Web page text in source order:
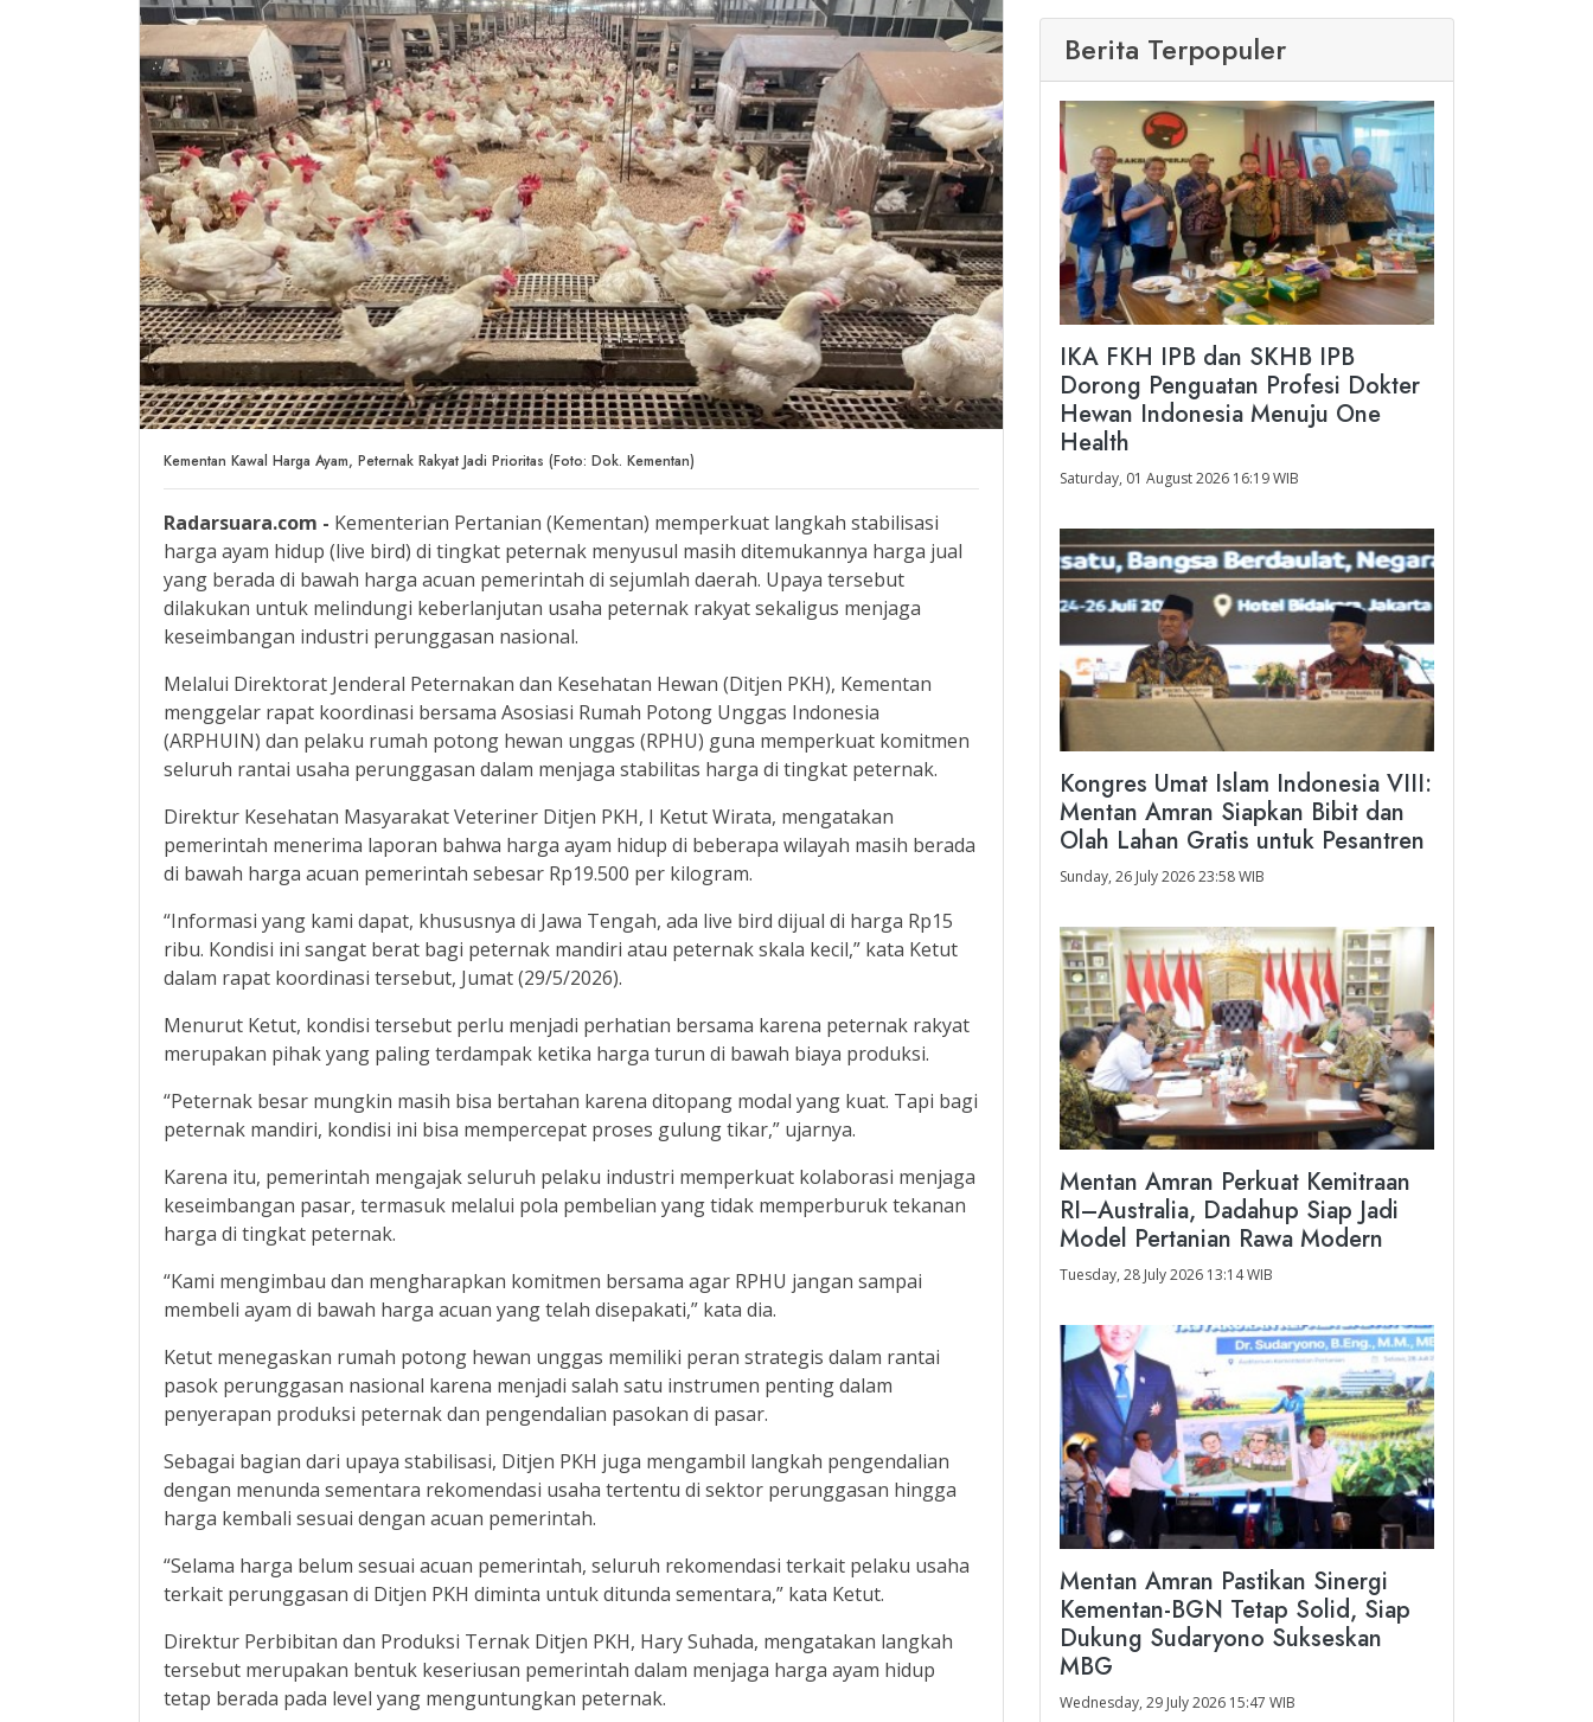
Kementan Kawal Harga Ayam, Peternak Rakyat Jadi Prioritas (Foto: Dok. Kementan)
Radarsuara.com - Kementerian Pertanian (Kementan) memperkuat langkah stabilisasi
harga ayam hidup (live bird) di tingkat peternak menyusul masih ditemukannya harga jual
yang berada di bawah harga acuan pemerintah di sejumlah daerah. Upaya tersebut
dilakukan untuk melindungi keberlanjutan usaha peternak rakyat sekaligus menjaga
keseimbangan industri perunggasan nasional.
Melalui Direktorat Jenderal Peternakan dan Kesehatan Hewan (Ditjen PKH), Kementan
menggelar rapat koordinasi bersama Asosiasi Rumah Potong Unggas Indonesia
(ARPHUIN) dan pelaku rumah potong hewan unggas (RPHU) guna memperkuat komitmen
seluruh rantai usaha perunggasan dalam menjaga stabilitas harga di tingkat peternak.
Direktur Kesehatan Masyarakat Veteriner Ditjen PKH, I Ketut Wirata, mengatakan
pemerintah menerima laporan bahwa harga ayam hidup di beberapa wilayah masih berada
di bawah harga acuan pemerintah sebesar Rp19.500 per kilogram.
“Informasi yang kami dapat, khususnya di Jawa Tengah, ada live bird dijual di harga Rp15
ribu. Kondisi ini sangat berat bagi peternak mandiri atau peternak skala kecil,” kata Ketut
dalam rapat koordinasi tersebut, Jumat (29/5/2026).
Menurut Ketut, kondisi tersebut perlu menjadi perhatian bersama karena peternak rakyat
merupakan pihak yang paling terdampak ketika harga turun di bawah biaya produksi.
“Peternak besar mungkin masih bisa bertahan karena ditopang modal yang kuat. Tapi bagi
peternak mandiri, kondisi ini bisa mempercepat proses gulung tikar,” ujarnya.
Karena itu, pemerintah mengajak seluruh pelaku industri memperkuat kolaborasi menjaga
keseimbangan pasar, termasuk melalui pola pembelian yang tidak memperburuk tekanan
harga di tingkat peternak.
“Kami mengimbau dan mengharapkan komitmen bersama agar RPHU jangan sampai
membeli ayam di bawah harga acuan yang telah disepakati,” kata dia.
Ketut menegaskan rumah potong hewan unggas memiliki peran strategis dalam rantai
pasok perunggasan nasional karena menjadi salah satu instrumen penting dalam
penyerapan produksi peternak dan pengendalian pasokan di pasar.
Sebagai bagian dari upaya stabilisasi, Ditjen PKH juga mengambil langkah pengendalian
dengan menunda sementara rekomendasi usaha tertentu di sektor perunggasan hingga
harga kembali sesuai dengan acuan pemerintah.
“Selama harga belum sesuai acuan pemerintah, seluruh rekomendasi terkait pelaku usaha
terkait perunggasan di Ditjen PKH diminta untuk ditunda sementara,” kata Ketut.
Direktur Perbibitan dan Produksi Ternak Ditjen PKH, Hary Suhada, mengatakan langkah
tersebut merupakan bentuk keseriusan pemerintah dalam menjaga harga ayam hidup
tetap berada pada level yang menguntungkan peternak.
Berita Terpopuler
IKA FKH IPB dan SKHB IPB
Dorong Penguatan Profesi Dokter
Hewan Indonesia Menuju One
Health
Saturday, 01 August 2026 16:19 WIB
Kongres Umat Islam Indonesia VIII:
Mentan Amran Siapkan Bibit dan
Olah Lahan Gratis untuk Pesantren
Sunday, 26 July 2026 23:58 WIB
Mentan Amran Perkuat Kemitraan
RI–Australia, Dadahup Siap Jadi
Model Pertanian Rawa Modern
Tuesday, 28 July 2026 13:14 WIB
Mentan Amran Pastikan Sinergi
Kementan-BGN Tetap Solid, Siap
Dukung Sudaryono Sukseskan
MBG
Wednesday, 29 July 2026 15:47 WIB